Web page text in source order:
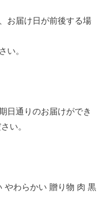
お届け日が前後する場
い。
日通りのお届けができ
い。
やわらかい 贈り物 肉 黒